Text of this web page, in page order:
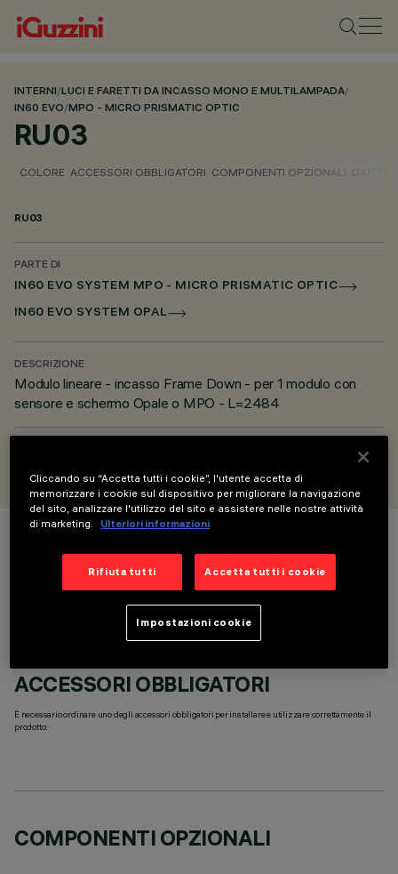
INTERNI/LUCI E FARETTI DA INCASSO MONO E MULTILAMPADA/
IN60 EVO/MPO - MICRO PRISMATIC OPTIC
RU03
COLORE ACCESSORI OBBLIGATORI COMPONENTI OPZIONALI
RU03
PARTE DI
IN60 EVO SYSTEM MPO - MICRO PRISMATIC OPTIC
IN60 EVO SYSTEM OPAL
DESCRIZIONE
Modulo lineare - incasso Frame Down - per 1 modulo con
sensore e schermo Opale o MPO - L=2484
COLORE
ACCESSORI OBBLIGATORI
È necessario ordinare uno degli accessori obbligatori per installare e utilizzare correttamente il
prodotto:
COMPONENTI OPZIONALI
Cliccando su “Accetta tutti i cookie”, l'utente accetta di
memorizzare i cookie sul dispositivo per migliorare la navigazione
del sito, analizzare l'utilizzo del sito e assistere nelle nostre attività
di marketing.
Ulteriori informazioni
Rifiuta tutti Accetta tutti i cookie
Impostazioni cookie